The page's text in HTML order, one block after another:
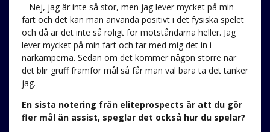
– Nej, jag är inte så stor, men jag lever mycket på min
fart och det kan man använda positivt i det fysiska spelet
och då är det inte så roligt för motståndarna heller. Jag
lever mycket på min fart och tar med mig det in i
närkamperna. Sedan om det kommer någon större när
det blir gruff framför mål så får man väl bara ta det tänker
jag.
En sista notering från eliteprospects är att du gör
fler mål än assist, speglar det också hur du spelar?